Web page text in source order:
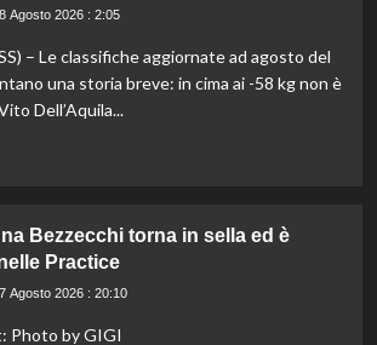
8 Agosto 2026 : 2:05
– Le classifiche aggiornate ad agosto del
una storia breve: in cima ai -58 kg non è
Dell’Aquila...
Bezzecchi torna in sella ed è
Practice
7 Agosto 2026 : 20:10
Photo by GIGI